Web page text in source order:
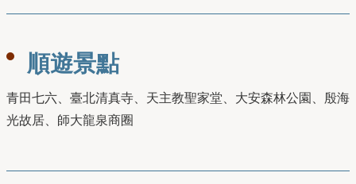
順遊景點
青田七六、臺北清真寺、天主教聖家堂、大安森林公園、殷海
光故居、師大龍泉商圈